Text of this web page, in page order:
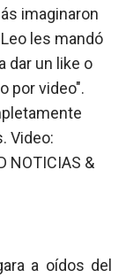
imaginaron
les mandó
dar un like o
por video".
Video:
NOTICIAS &
a oídos del